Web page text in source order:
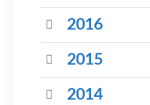
2016
2015
2014